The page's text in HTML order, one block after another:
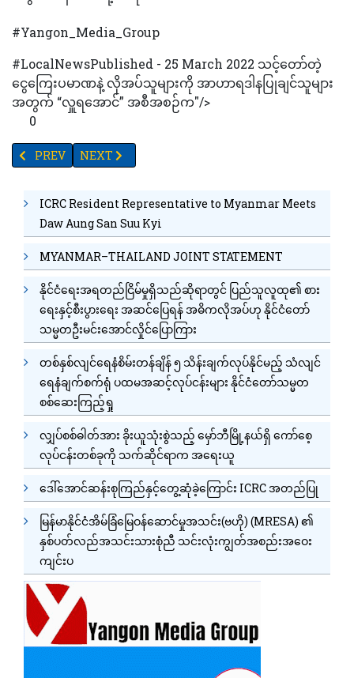
#Yangon_Media_Group
#LocalNewsPublished - 25 March 2022 သင့်တော်တဲ့
ငွေကြေးပမာဏနဲ့ လိုအပ်သူများကို အာဟာရဒါနပြုချင်သူများ
အတွက် “လှူရအောင်” အစီအစဉ်က"/>
0
PREVIOUS ARTICLE: တောင်ဒဂုံမြို့နယ်အတွင်း နေအိမ်တစ်အိမ်မှ
PREV NEXT ARTICLE: TV YANGON TIMES ရဲ့နေ့စဉ်
NEXT
ICRC Resident Representative to Myanmar Meets
Daw Aung San Suu Kyi
MYANMAR–THAILAND JOINT STATEMENT
နိုင်ငံရေးအရတည်ငြိမ်မှုရှိသည်ဆိုရာတွင် ပြည်သူလူထု၏ စား
ရေးနှင့်စီးပွားရေး အဆင်ပြေရန် အဓိကလိုအပ်ဟု နိုင်ငံတော်
သမ္မတဦးမင်းအောင်လှိုင်ပြောကြား
တစ်နှစ်လျင်ရေနံစိမ်းတန်ချိန် ၅ သိန်းချက်လုပ်နိုင်မည့် သံလျင်
ရေနံချက်စက်ရုံ ပထမအဆင့်လုပ်ငန်းများ နိုင်ငံတော်သမ္မတ
စစ်ဆေးကြည့်ရှု
လျှပ်စစ်ဓါတ်အား ခိုးယူသုံးစွဲသည့် မှော်ဘီမြို့နယ်ရှိ ကော်စေ့
လုပ်ငန်းတစ်ခုကို သက်ဆိုင်ရာက အရေးယူ
ဒေါ်အောင်ဆန်းစုကြည်နှင့်တွေ့ဆုံခဲ့ကြောင်း ICRC အတည်ပြု
မြန်မာနိုင်ငံအိမ်ခြံမြေဝန်ဆောင်မှုအသင်း(ဗဟို) (MRESA) ၏
နှစ်ပတ်လည်အသင်းသားစုံညီ သင်းလုံးကျွတ်အစည်းအဝေး
ကျင်းပ